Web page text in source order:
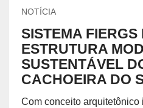
NOTÍCIA
SISTEMA
ESTRUTURA
SUSTENTÁVEL
CACHOEIRA DO
Com conceito arquitetônico